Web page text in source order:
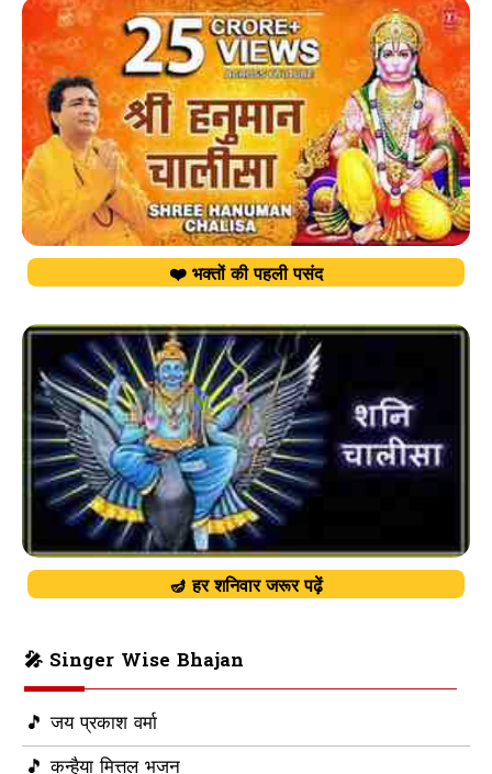
❤️ भक्तों की पहली पसंद
🪔 हर शनिवार जरूर पढ़ें
🎤 Singer Wise Bhajan
🎵 जय प्रकाश वर्मा
🎵 कन्हैया मित्तल भजन